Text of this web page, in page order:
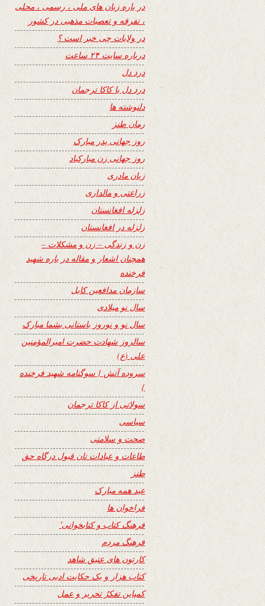
در باره زبان های ملی ، رسمی ، محلی
، تفرقه و تعصبات مذهبی در کشور
در ولایات چی خبر است ؟
درباره سایت ۲۴ ساعت
درد دل
درد دل با کاکا ترجمان
دلنوشته ها
رمان طنز
روز جهانی پدر مبارک
روز جهانی زن مبارکباد
زبان مادری
زراعتی و مالداری
زلزله افغانستان
زلزله در افغانستان
زن و زندگی – زن و مشکلات –
همچنان اشعار و مقاله در باره شهید
فرخنده
سازمان مدافعین کابل
سال نو میلادی
سال نو و نوروز باستانی بشما مبارک
سالروز شهادت حضرت امیرالمؤمنین
علی (ع)
سروده آتش { سوگنامه شهید فرخنده
}
سولاتی از کاکا ترجمان
سیاسی
صحت و سلامتی
طاعات و عبادات تان قبول درگاه حق
طنز
عید همه مبارک
فراخوان ها
فرهنگ کتاب و کتابخوانی٬
فرهنگ مردم
کارتون های عتیق شاهد
کتاب هزار و یک حکایت ادبی تاریخی
کمپاین تفکرُ تحریر و عمل